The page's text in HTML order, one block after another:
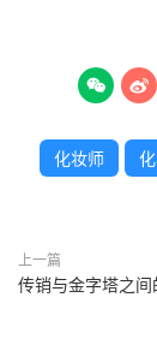
 
化妆师
上一篇
传销与金字塔之间